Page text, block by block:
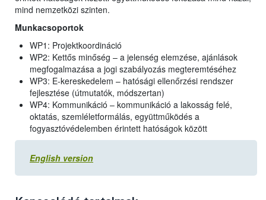
mind nemzetközi szinten.
Munkacsoportok
WP1: Projektkoordináció
WP2: Kettős minőség – a jelenség elemzése, ajánlások
megfogalmazása a jogi szabályozás megteremtéséhez
WP3: E-kereskedelem – hatósági ellenőrzési rendszer
fejlesztése (útmutatók, módszertan)
WP4: Kommunikáció – kommunikáció a lakosság felé,
oktatás, szemléletformálás, együttműködés a
fogyasztóvédelemben érintett hatóságok között
English version